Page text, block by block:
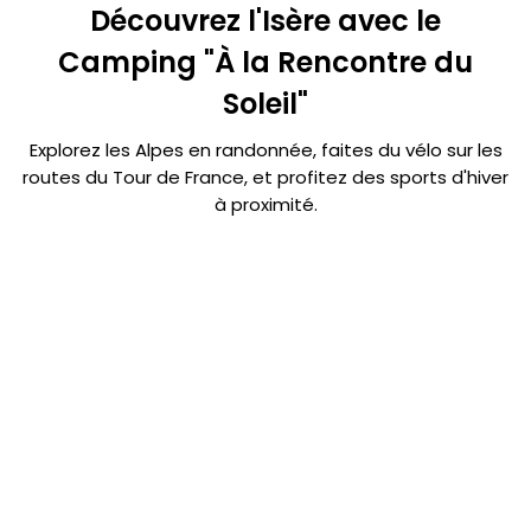
Découvrez l'Isère avec le
Camping "À la Rencontre du
Soleil"
Explorez les Alpes en randonnée, faites du vélo sur les
routes du Tour de France, et profitez des sports d'hiver
à proximité.